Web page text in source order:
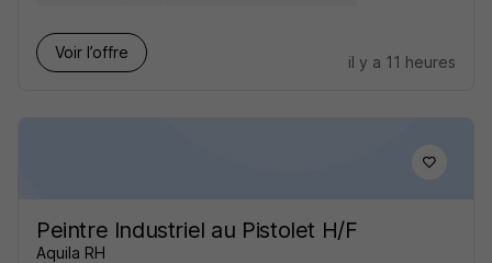
Voir l’offre
il y a 11 heures
Peintre Industriel au Pistolet H/F
Aquila RH